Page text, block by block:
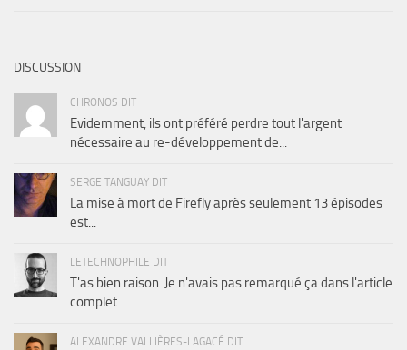
DISCUSSION
CHRONOS DIT
Evidemment, ils ont préféré perdre tout l'argent
nécessaire au re-développement de...
SERGE TANGUAY DIT
La mise à mort de Firefly après seulement 13 épisodes
est...
LETECHNOPHILE DIT
T'as bien raison. Je n'avais pas remarqué ça dans l'article
complet.
ALEXANDRE VALLIÈRES-LAGACÉ DIT